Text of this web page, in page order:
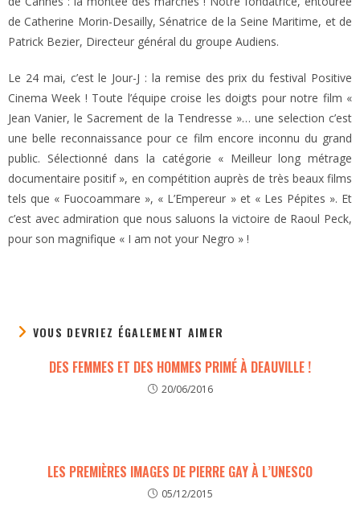
de Catherine Morin-Desailly, Sénatrice de la Seine Maritime, et de
Patrick Bezier, Directeur général du groupe Audiens.
Le 24 mai, c’est le Jour-J : la remise des prix du festival Positive
Cinema Week ! Toute l’équipe croise les doigts pour notre film «
Jean Vanier, le Sacrement de la Tendresse »… une selection c’est
une belle reconnaissance pour ce film encore inconnu du grand
public. Sélectionné dans la catégorie « Meilleur long métrage
documentaire positif », en compétition auprès de très beaux films
tels que « Fuocoammare », « L’Empereur » et « Les Pépites ». Et
c’est avec admiration que nous saluons la victoire de Raoul Peck,
pour son magnifique « I am not your Negro » !
VOUS DEVRIEZ ÉGALEMENT AIMER
DES FEMMES ET DES HOMMES PRIMÉ À DEAUVILLE !
20/06/2016
LES PREMIÈRES IMAGES DE PIERRE GAY À L’UNESCO
05/12/2015